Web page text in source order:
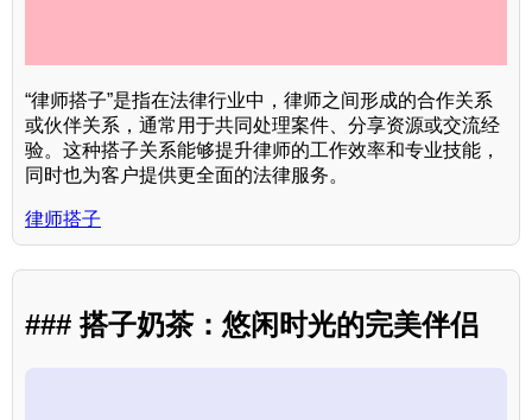
“律师搭子”是指在法律行业中，律师之间形成的合作关系
或伙伴关系，通常用于共同处理案件、分享资源或交流经
验。这种搭子关系能够提升律师的工作效率和专业技能，
同时也为客户提供更全面的法律服务。
律师搭子
### 搭子奶茶：悠闲时光的完美伴侣